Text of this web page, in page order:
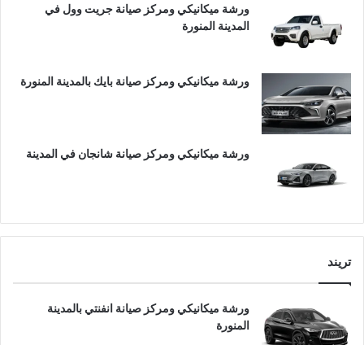
ورشة ميكانيكي ومركز صيانة جريت وول في
المدينة المنورة
ورشة ميكانيكي ومركز صيانة بايك بالمدينة المنورة
ورشة ميكانيكي ومركز صيانة شانجان في المدينة
تريند
ورشة ميكانيكي ومركز صيانة انفنتي بالمدينة
المنورة